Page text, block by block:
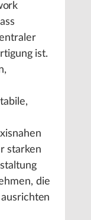
ist.
starken
die